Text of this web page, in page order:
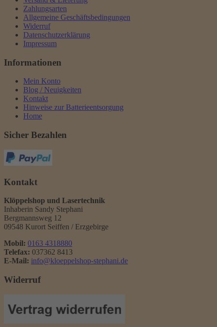
Zahlungsarten
Allgemeine Geschäftsbedingungen
Widerruf
Datenschutzerklärung
Impressum
Informationen
Mein Konto
Blog / Neuigkeiten
Kontakt
Hinweise zur Batterieentsorgung
Home
Sicher Bezahlen
Kontakt
Klöppelshop und Lasertechnik
Inhaberin Sandy Stephani
Bergmannsweg 12
09548 Kurort Seiffen / Erzgebirge
Mobil: 0163 4318880
Telefax: 037362 8413
E-Mail: info@kloeppelshop-stephani.de
Widerruf